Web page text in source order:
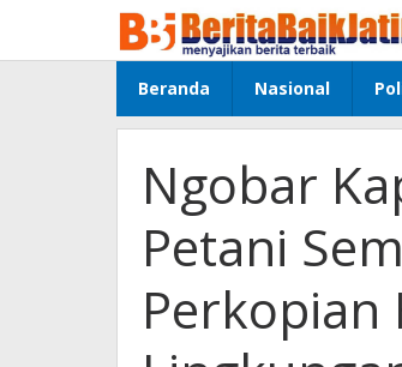
konten
Beranda Nasional
Ngobar
Petani
Perkopian